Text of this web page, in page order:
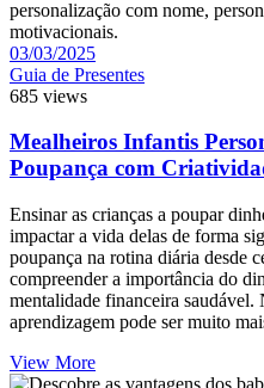
03/03/2025
Guia de Presentes
685 views
Mealheiros Infantis
Poupança com
Ensinar as crianças a poupar
impactar a vida delas de forma
poupança na rotina diária desde
compreender a importância do
mentalidade financeira saudável.
aprendizagem pode ser muito
View More